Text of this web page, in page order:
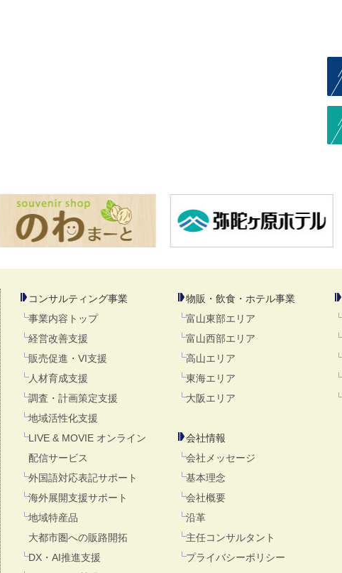
コンサルティング事業
事業内容トップ
経営改善支援
販売促進・VI支援
人材育成支援
調査・計画策定支援
地域活性化支援
LIVE & MOVIE オンライン
配信サービス
外国語対応表記サポート
海外展開支援サポート
地域特産品
大都市圏への販路開拓
DX・AI推進支援
物販・飲食・ホテル事業
富山東部エリア
富山西部エリア
高山エリア
東海エリア
大阪エリア
会社情報
会社メッセージ
基本理念
会社概要
沿革
主任コンサルタント
プライバシーポリシー